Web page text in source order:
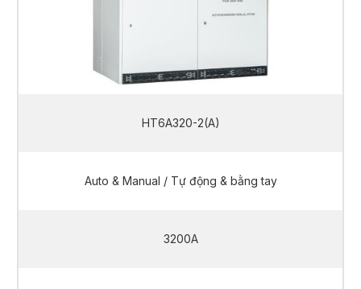
HT6A320-2(A)
Auto & Manual / Tự động & bằng tay
3200A